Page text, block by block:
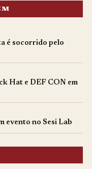
é socorrido pelo
Hat e DEF CON em
evento no Sesi Lab